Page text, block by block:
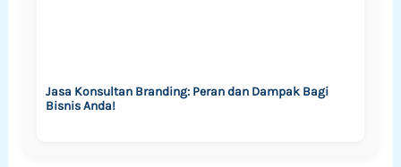
Jasa Konsultan Branding: Peran dan Dampak Bagi
Bisnis Anda!